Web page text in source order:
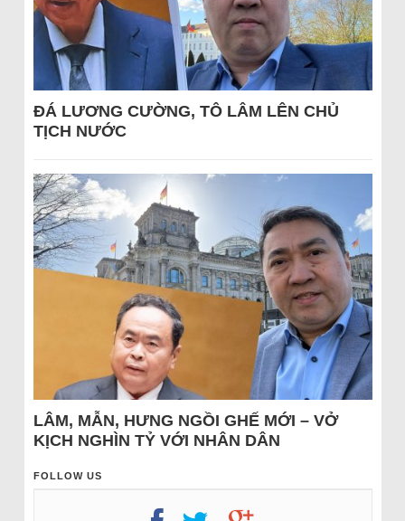
ĐÁ LƯƠNG CƯỜNG, TÔ LÂM LÊN CHỦ
TỊCH NƯỚC
LÂM, MẪN, HƯNG NGỒI GHẾ MỚI – VỞ
KỊCH NGHÌN TỶ VỚI NHÂN DÂN
FOLLOW US